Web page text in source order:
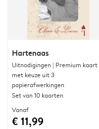
Hartenaas
Uitnodigingen | Premium kaart
met keuze uit 3
papierafwerkingen
Set van 10 kaarten
Vanaf
€ 11,99